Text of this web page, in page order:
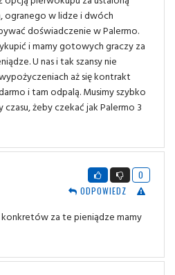
ogranego w lidze i dwóch
doświadczenie w Palermo.
i mamy gotowych graczy za
U nas i tak szansy nie
aż się kontrakt
i tam odpalą. Musimy szybko
żeby czekać jak Palermo 3
0
ODPOWIEDZ
za te pieniądze mamy